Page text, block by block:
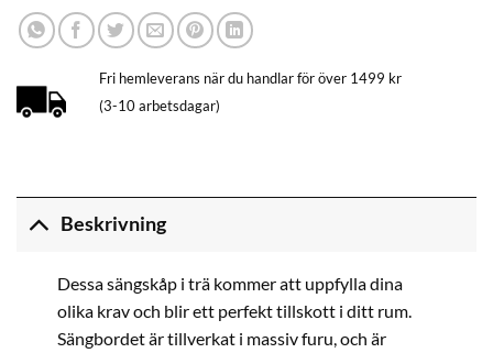
Fri hemleverans när du handlar för över 1499 kr
(3-10 arbetsdagar)
Beskrivning
Dessa sängskåp i trä kommer att uppfylla dina
olika krav och blir ett perfekt tillskott i ditt rum.
Sängbordet är tillverkat i massiv furu, och är